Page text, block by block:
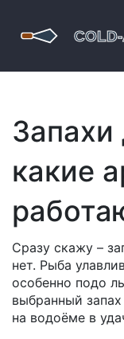
какие
Сразу скажу –
нет. Рыба
особенно подо
выбранный
на водоёме в